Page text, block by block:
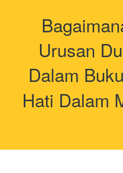
Urusan
Dalam Buku
Hati Dalam